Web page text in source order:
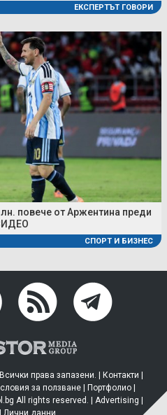
ЕКСПЕРТЪТ ГОВОРИ
повече от Аржентина преди
СПОРТ И БИЗНЕС
права запазени. | Контакти
за ползване| Портфолио|
All rights reserved. | Advertising